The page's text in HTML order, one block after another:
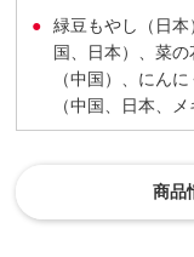
緑豆もやし（日
国、日本）、菜
（中国）、にん
（中国、日本、メ
商品